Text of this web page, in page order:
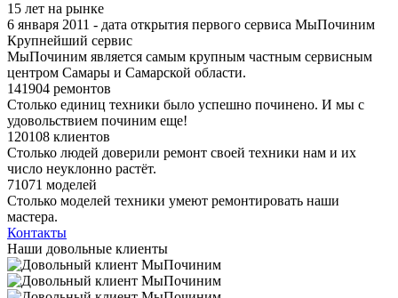
15 лет на рынке
6 января 2011 - дата открытия первого сервиса МыПочиним
Крупнейший сервис
МыПочиним является самым крупным частным сервисным
центром Самары и Самарской области.
141904 ремонтов
Столько единиц техники было успешно починено. И мы с
удовольствием починим еще!
120108 клиентов
Столько людей доверили ремонт своей техники нам и их
число неуклонно растёт.
71071 моделей
Столько моделей техники умеют ремонтировать наши
мастера.
Контакты
Наши довольные клиенты